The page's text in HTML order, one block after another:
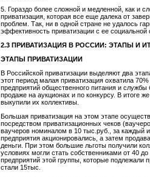
5. Гораздо более сложной и медленной, как и
приватизация, которая все еще далека от
проблем. Так, ни в одной стране не удалось
эффективность приватизации с ее социальной
2.3 ПРИВАТИЗАЦИЯ В РОССИИ: ЭТАПЫ И
ЭТАПЫ ПРИВАТИЗАЦИИ
В Российской приватизации выделяют два
этот период малая приватизация охватила
предприятий общественного питания и
продаже на аукционах и по конкурсу. В итоге
выкупили их коллективы.
Большая приватизация на этом этапе
посредством приватизационных чеков
ваучеров номиналом в 10 тыс.руб., за каждый
предприятия акционировались, а затем
деньги. При этом большие льготы получили
условиях могли стать собственниками от 40
предприятий этой группы, которые подлежали
стали 15тыс.